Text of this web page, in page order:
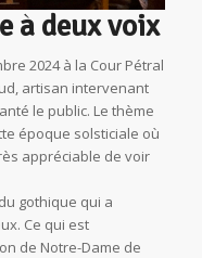
à deux voix
2024 à la Cour Pétral
artisan intervenant
le public. Le thème
époque solsticiale où
appréciable de voir
gothique qui a
Ce qui est
de Notre-Dame de